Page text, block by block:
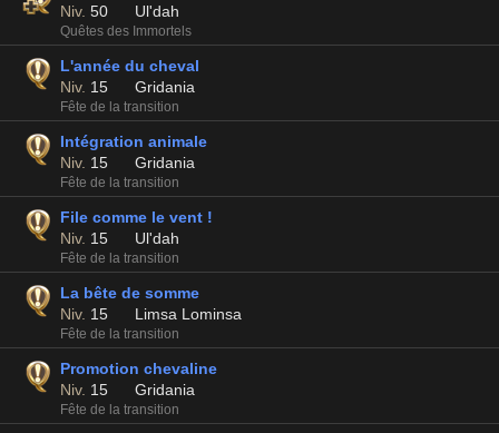
Niv. 50 Ul'dah
Quêtes des Immortels
L'année du cheval
Niv. 15 Gridania
Fête de la transition
Intégration animale
Niv. 15 Gridania
Fête de la transition
File comme le vent !
Niv. 15 Ul'dah
Fête de la transition
La bête de somme
Niv. 15 Limsa Lominsa
Fête de la transition
Promotion chevaline
Niv. 15 Gridania
Fête de la transition